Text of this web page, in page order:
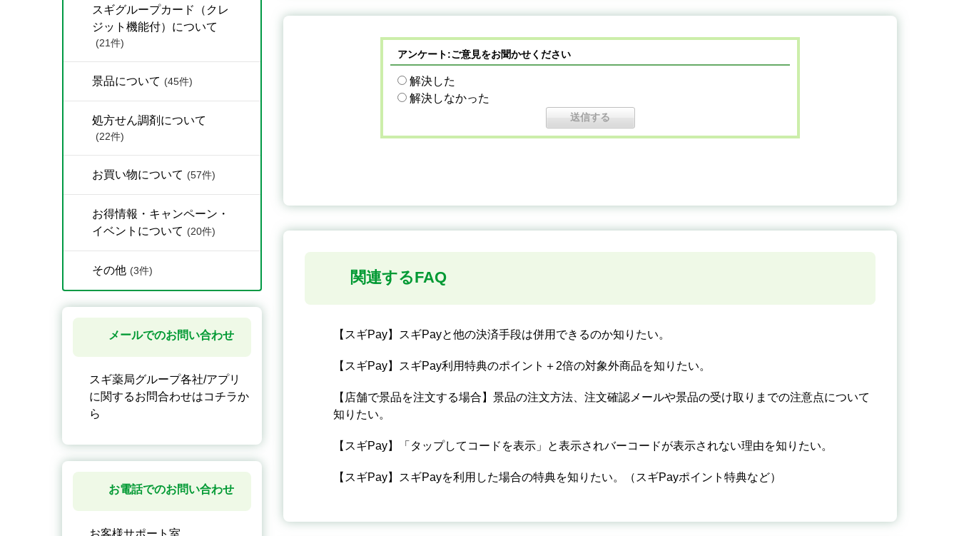
スギグループカード（クレ
ジット機能付）について
(21件)
景品について (45件)
処方せん調剤について
(22件)
お買い物について (57件)
お得情報・キャンペーン・
イベントについて (20件)
その他 (3件)
メールでのお問い合わせ
スギ薬局グループ各社/アプリ
に関するお問合わせはコチラか
ら
お電話でのお問い合わせ
お客様サポート室
アンケート:ご意見をお聞かせください
解決した
解決しなかった
関連するFAQ
【スギPay】スギPayと他の決済手段は併用できるのか知りたい。
【スギPay】スギPay利用特典のポイント＋2倍の対象外商品を知りたい。
【店舗で景品を注文する場合】景品の注文方法、注文確認メールや景品の受け取りまでの注意点について
知りたい。
【スギPay】「タップしてコードを表示」と表示されバーコードが表示されない理由を知りたい。
【スギPay】スギPayを利用した場合の特典を知りたい。（スギPayポイント特典など）